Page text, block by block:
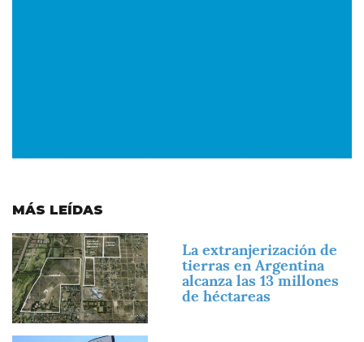
MÁS LEÍDAS
Imagen
La extranjerización de
tierras en Argentina
alcanza las 13 millones
de héctareas